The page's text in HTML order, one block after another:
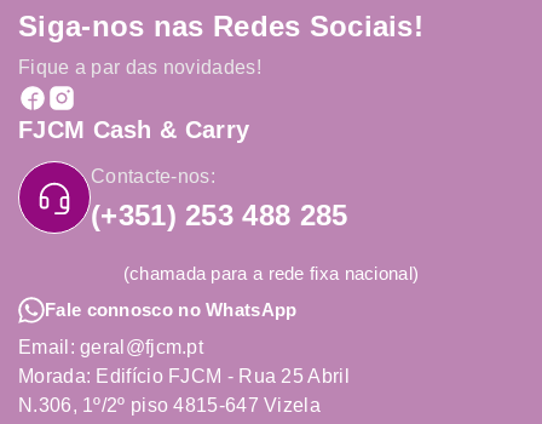
Siga-nos nas Redes Sociais!
Fique a par das novidades!
FJCM Cash & Carry
Contacte-nos:
(+351) 253 488 285
(chamada para a rede fixa nacional)
Fale connosco no WhatsApp
Email: geral@fjcm.pt
Morada: Edifício FJCM - Rua 25 Abril
N.306, 1º/2º piso 4815-647 Vizela